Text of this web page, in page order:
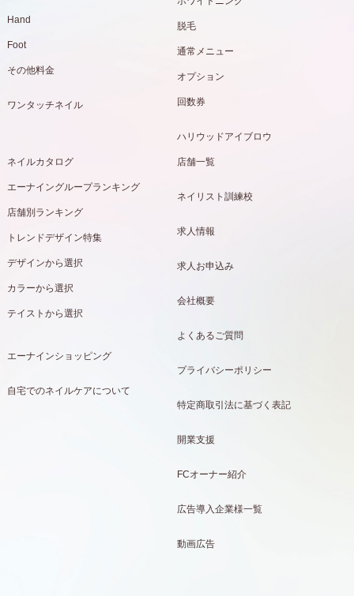
Hand
Foot
その他料金
ワンタッチネイル
脱毛
通常メニュー
オプション
回数券
ハリウッドアイブロウ
ネイルカタログ
エーナイングループランキング
店舗別ランキング
トレンドデザイン特集
デザインから選択
カラーから選択
テイストから選択
エーナインショッピング
自宅でのネイルケアについて
店舗一覧
ネイリスト訓練校
求人情報
求人お申込み
会社概要
よくあるご質問
プライバシーポリシー
特定商取引法に基づく表記
開業支援
FCオーナー紹介
広告導入企業様一覧
動画広告